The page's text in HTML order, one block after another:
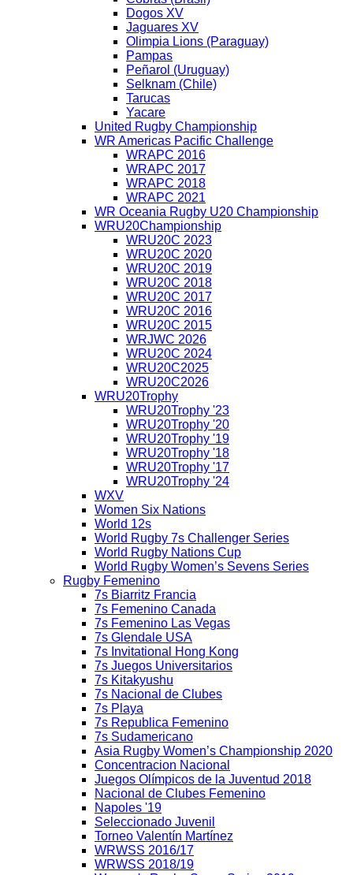
Dogos XV
Jaguares XV
Olimpia Lions (Paraguay)
Pampas
Peñarol (Uruguay)
Selknam (Chile)
Tarucas
Yacare
United Rugby Championship
WR Americas Pacific Challenge
WRAPC 2016
WRAPC 2017
WRAPC 2018
WRAPC 2021
WR Oceania Rugby U20 Championship
WRU20Championship
WRU20C 2023
WRU20C 2020
WRU20C 2019
WRU20C 2018
WRU20C 2017
WRU20C 2016
WRU20C 2015
WRJWC 2026
WRU20C 2024
WRU20C2025
WRU20C2026
WRU20Trophy
WRU20Trophy '23
WRU20Trophy '20
WRU20Trophy '19
WRU20Trophy '18
WRU20Trophy '17
WRU20Trophy '24
WXV
Women Six Nations
World 12s
World Rugby 7s Challenger Series
World Rugby Nations Cup
World Rugby Women’s Sevens Series
Rugby Femenino
7s Biarritz Francia
7s Femenino Canada
7s Femenino Las Vegas
7s Glendale USA
7s Invitational Hong Kong
7s Juegos Universitarios
7s Kitakyushu
7s Nacional de Clubes
7s Playa
7s Republica Femenino
7s Sudamericano
Asia Rugby Women’s Championship 2020
Concentracion Nacional
Juegos Olímpicos de la Juventud 2018
Nacional de Clubes Femenino
Napoles '19
Seleccionado Juvenil
Torneo Valentín Martínez
WRWSS 2016/17
WRWSS 2018/19